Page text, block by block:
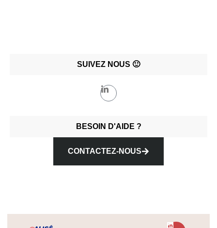
SUIVEZ NOUS 🙂
BESOIN D'AIDE ?
CONTACTEZ-NOUS